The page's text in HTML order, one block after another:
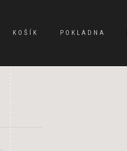
KOŠÍK POKLADNA